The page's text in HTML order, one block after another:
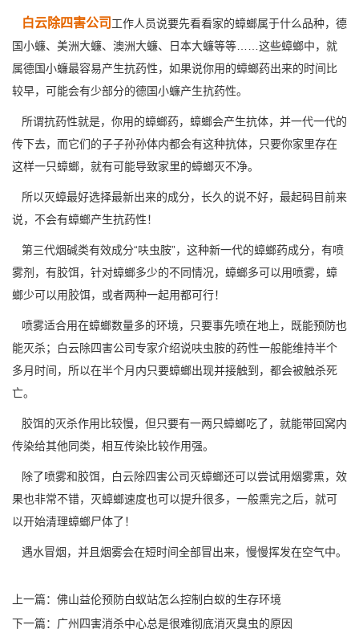
白云除四害公司 工作人员说要先看看家的蟑螂属于什么品种，德
国小蠊、美洲大蠊、澳洲大蠊、日本大蠊等等……这些蟑螂中，就
属德国小蠊最容易产生抗药性，如果说你用的蟑螂药出来的时间比
较早，可能会有少部分的德国小蠊产生抗药性。
所谓抗药性就是，你用的蟑螂药，蟑螂会产生抗体，并一代一代的
传下去，而它们的子子孙孙体内都会有这种抗体，只要你家里存在
这样一只蟑螂，就有可能导致家里的蟑螂灭不净。
所以灭蟑最好选择最新出来的成分，长久的说不好，最起码目前来
说，不会有蟑螂产生抗药性！
第三代烟碱类有效成分“呋虫胺”，这种新一代的蟑螂药成分，有喷
雾剂，有胶饵，针对蟑螂多少的不同情况，蟑螂多可以用喷雾，蟑
螂少可以用胶饵，或者两种一起用都可行！
喷雾适合用在蟑螂数量多的环境，只要事先喷在地上，既能预防也
能灭杀；白云除四害公司专家介绍说呋虫胺的药性一般能维持半个
多月时间，所以在半个月内只要蟑螂出现并接触到，都会被触杀死
亡。
胶饵的灭杀作用比较慢，但只要有一两只蟑螂吃了，就能带回窝内
传染给其他同类，相互传染比较作用强。
除了喷雾和胶饵，白云除四害公司灭蟑螂还可以尝试用烟雾熏，效
果也非常不错，灭蟑螂速度也可以提升很多，一般熏完之后，就可
以开始清理蟑螂尸体了！
遇水冒烟，并且烟雾会在短时间全部冒出来，慢慢挥发在空气中。
上一篇： 佛山益伦预防白蚁站怎么控制白蚁的生存环境
下一篇： 广州四害消杀中心总是很难彻底消灭臭虫的原因